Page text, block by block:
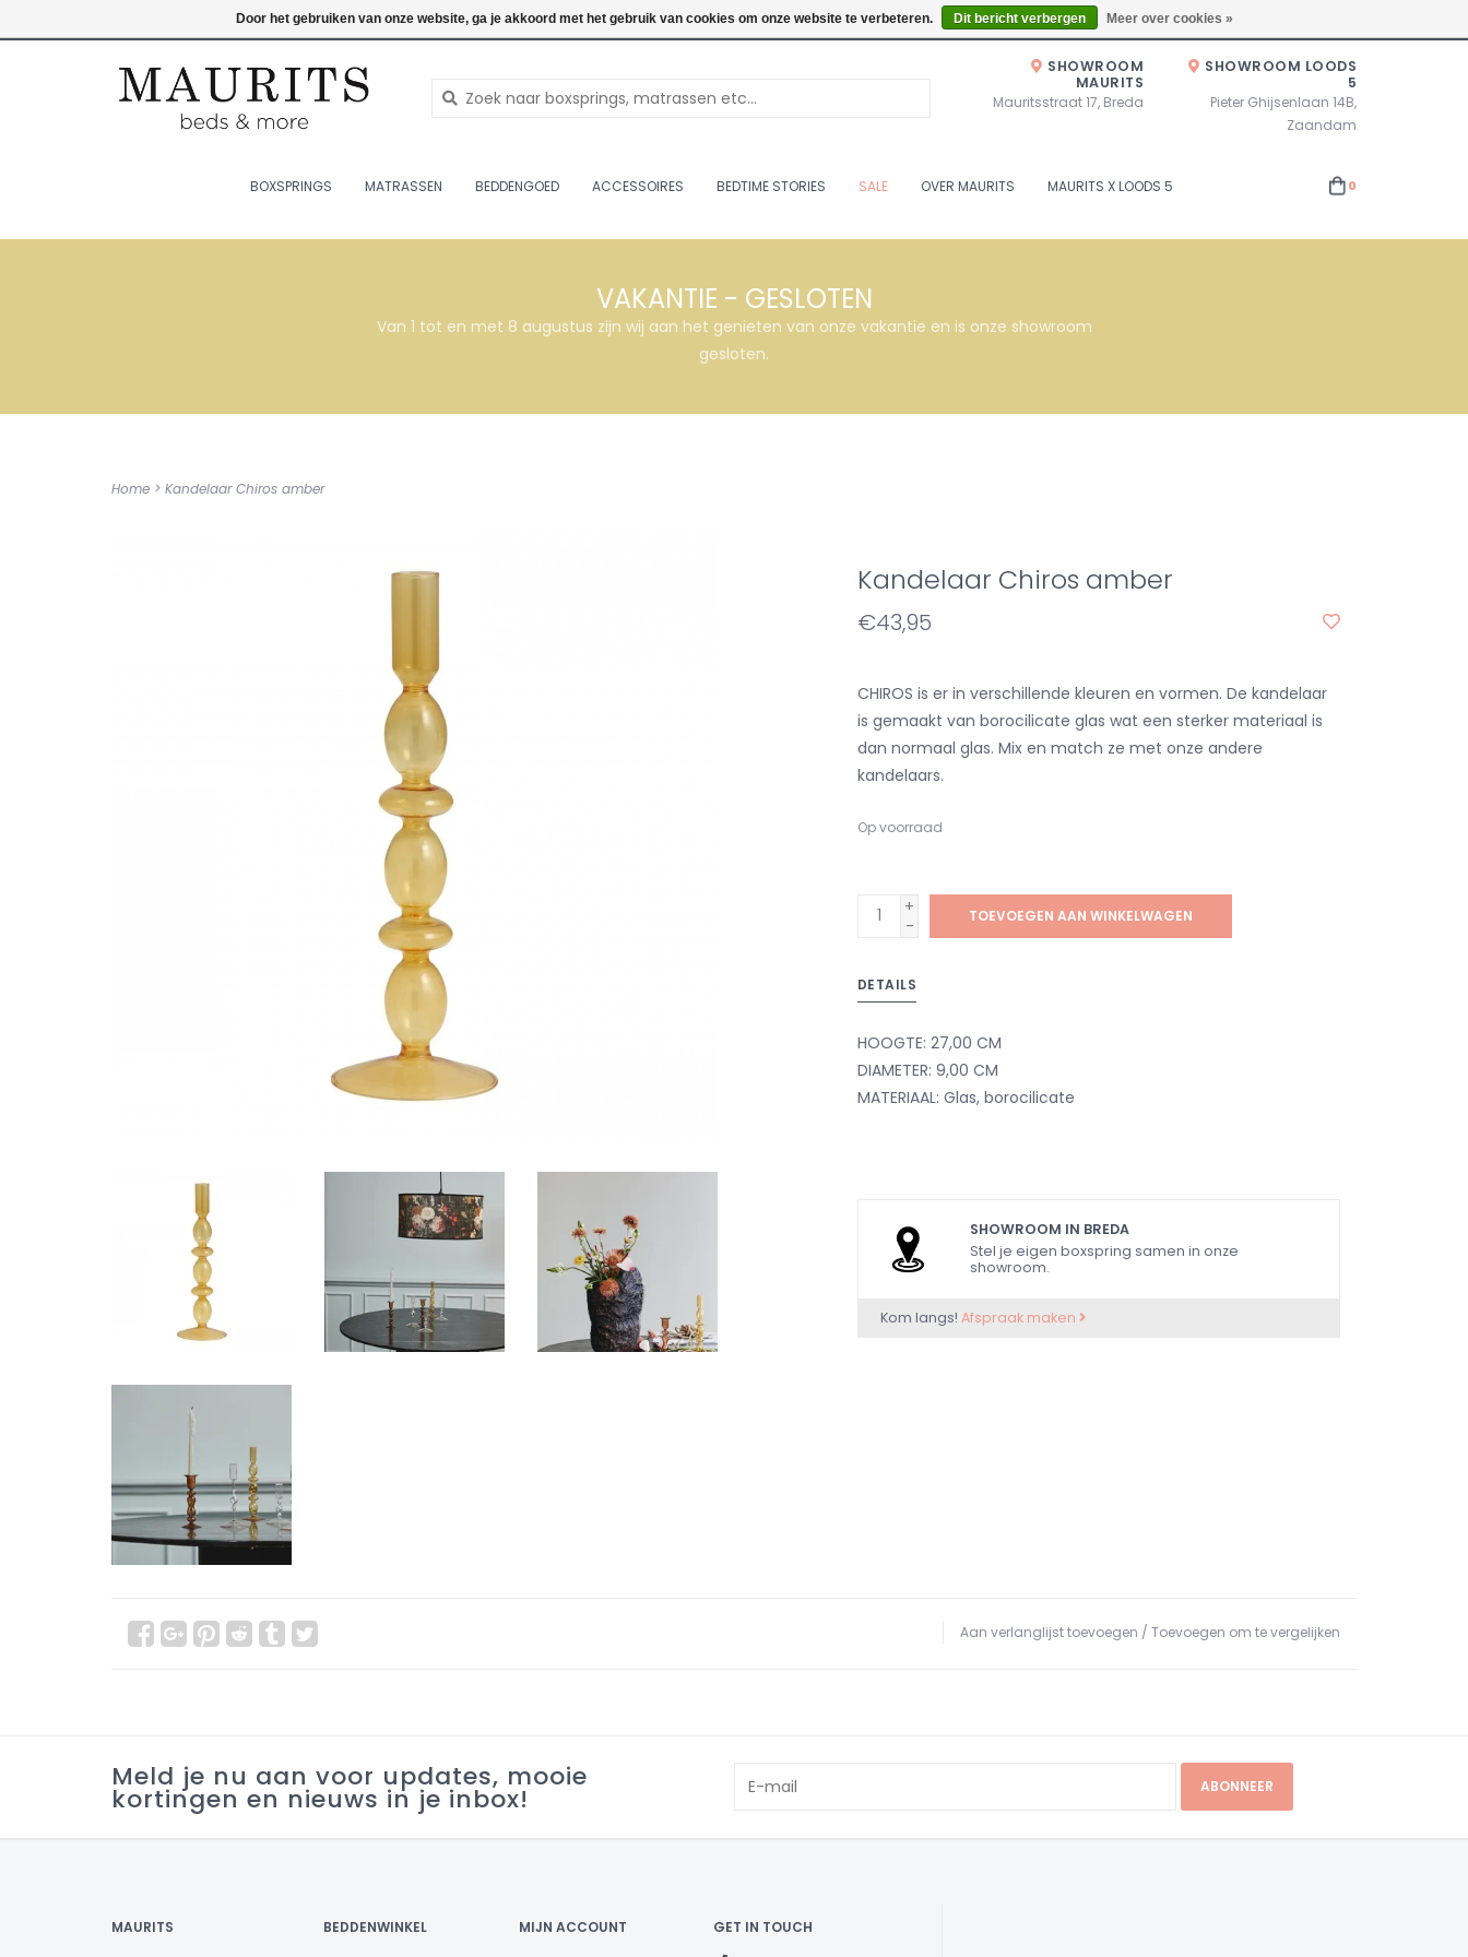
Inloggen Openingstijden: Vrijdag & Zaterdag 10.00u - 17.00u of op afspraak!
SHOWROOM
MAURITS
Mauritsstraat 17, Breda
SHOWROOM LOODS
5
Pieter Ghijsenlaan 14B,
Zaandam
BOXSPRINGS MATRASSEN BEDDENGOED ACCESSOIRES BEDTIME STORIES SALE OVER MAURITS MAURITS X LOODS 5 0
VAKANTIE - GESLOTEN
Van 1 tot en met 8 augustus zijn wij aan het genieten van onze vakantie en is onze showroom
gesloten.
Home > Kandelaar Chiros amber
Kandelaar Chiros amber
€43,95
CHIROS is er in verschillende kleuren en vormen. De kandelaar
is gemaakt van borocilicate glas wat een sterker materiaal is
dan normaal glas. Mix en match ze met onze andere
kandelaars.
Op voorraad
+
-
TOEVOEGEN AAN WINKELWAGEN
DETAILS
HOOGTE: 27,00 CM
DIAMETER: 9,00 CM
MATERIAAL: Glas, borocilicate
SHOWROOM IN BREDA
Stel je eigen boxspring samen in onze
showroom.
Kom langs! Afspraak maken
Aan verlanglijst toevoegen / Toevoegen om te vergelijken
Meld je nu aan voor updates, mooie
kortingen en nieuws in je inbox! ABONNEER
MAURITS BEDDENWINKEL MIJN ACCOUNT GET IN TOUCH
Door het gebruiken van onze website, ga je akkoord met het gebruik van cookies om onze website te verbeteren. Dit bericht verbergen Meer over cookies »